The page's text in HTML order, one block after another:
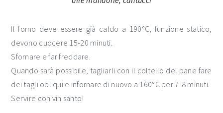
Il forno deve essere già caldo a 190°C, funzione statico,
devono cuocere 15-20 minuti.
Sfornare e far freddare.
Quando sarà possibile, tagliarli con il coltello del pane fare
dei tagli obliqui e infornare di nuovo a 160°C per 7-8 minuti.
Servire con vin santo!